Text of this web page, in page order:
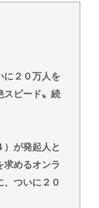
れて死んじゃっ
殺方法だった
ーに「我慢の限
と国交省機の接近
警報が作動したト
後も堅持してい
ど日本が好きな
に２０万人を
ピード〟続
が発起人と
求めるオンラ
、ついに２０